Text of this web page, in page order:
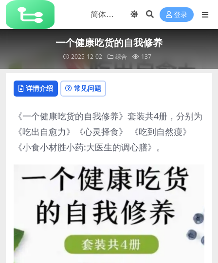
登录
一个健康吃货的自我修养
2025-12-02 综合 137
详情介绍 常见问题
《一个健康吃货的自我修养》套装共4册，分别为
《吃出自愈力》《心灵择食》 《吃到自然瘦》
《小食小材胜小药:大医生的调心膳》。